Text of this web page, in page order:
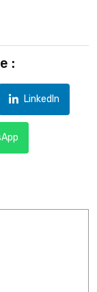
:
LinkedIn